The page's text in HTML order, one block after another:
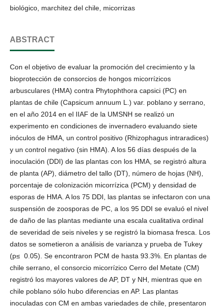
biológico, marchitez del chile, micorrizas
ABSTRACT
Con el objetivo de evaluar la promoción del crecimiento y la
bioprotección de consorcios de hongos micorrízicos
arbusculares (HMA) contra Phytophthora capsici (PC) en
plantas de chile (Capsicum annuum L.) var. poblano y serrano,
en el año 2014 en el IIAF de la UMSNH se realizó un
experimento en condiciones de invernadero evaluando siete
inóculos de HMA, un control positivo (Rhizophagus intraradices)
y un control negativo (sin HMA). A los 56 días después de la
inoculación (DDI) de las plantas con los HMA, se registró altura
de planta (AP), diámetro del tallo (DT), número de hojas (NH),
porcentaje de colonización micorrízica (PCM) y densidad de
esporas de HMA. A los 75 DDI, las plantas se infectaron con una
suspensión de zoosporas de PC, a los 95 DDI se evaluó el nivel
de daño de las plantas mediante una escala cualitativa ordinal
de severidad de seis niveles y se registró la biomasa fresca. Los
datos se sometieron a análisis de varianza y prueba de Tukey
(p≤ 0.05). Se encontraron PCM de hasta 93.3%. En plantas de
chile serrano, el consorcio micorrízico Cerro del Metate (CM)
registró los mayores valores de AP, DT y NH, mientras que en
chile poblano sólo hubo diferencias en AP. Las plantas
inoculadas con CM en ambas variedades de chile, presentaron